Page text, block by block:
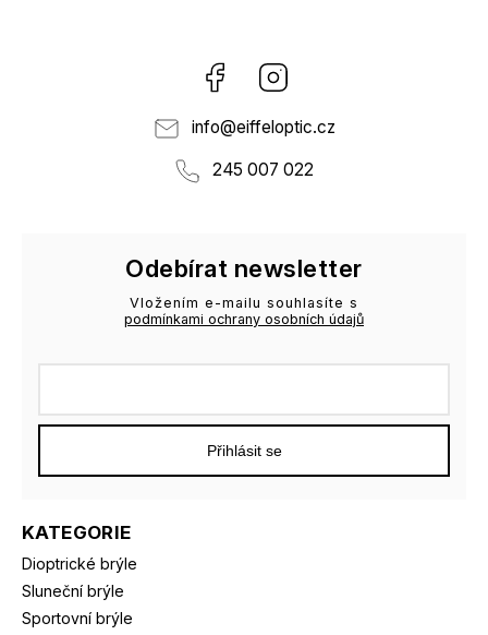
Facebook
info@eiffeloptic.cz
245 007 022
KATEGORIE
Dioptrické brýle
Sluneční brýle
Sportovní brýle
Odebírat newsletter
Vložením e-mailu souhlasíte s
podmínkami ochrany osobních údajů
Přihlásit se